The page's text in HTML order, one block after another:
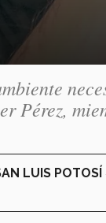
Pérez,
LUIS POTOSÍ